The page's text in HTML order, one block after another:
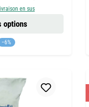
en sus
−6%
options